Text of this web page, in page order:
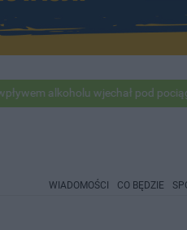
alkoholu wjechał pod pociąg
WIADOMOŚCI CO BĘDZIE